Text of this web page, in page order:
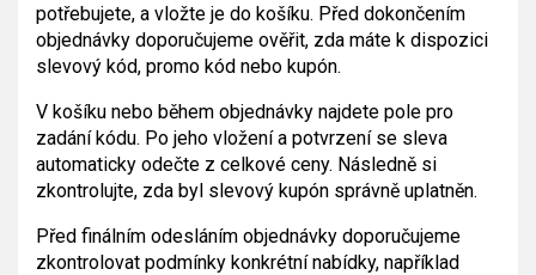
potřebujete, a vložte je do košíku. Před dokončením
objednávky doporučujeme ověřit, zda máte k dispozici
slevový kód, promo kód nebo kupón.
V košíku nebo během objednávky najdete pole pro
zadání kódu. Po jeho vložení a potvrzení se sleva
automaticky odečte z celkové ceny. Následně si
zkontrolujte, zda byl slevový kupón správně uplatněn.
Před finálním odesláním objednávky doporučujeme
zkontrolovat podmínky konkrétní nabídky, například